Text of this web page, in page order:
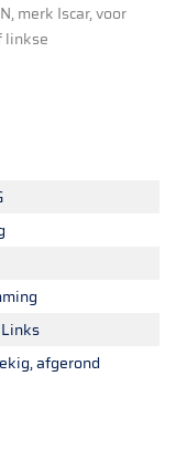
merk Iscar, voor
linkse
afgerond